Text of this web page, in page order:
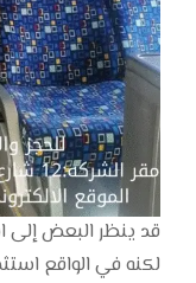
لكنه في الواقع